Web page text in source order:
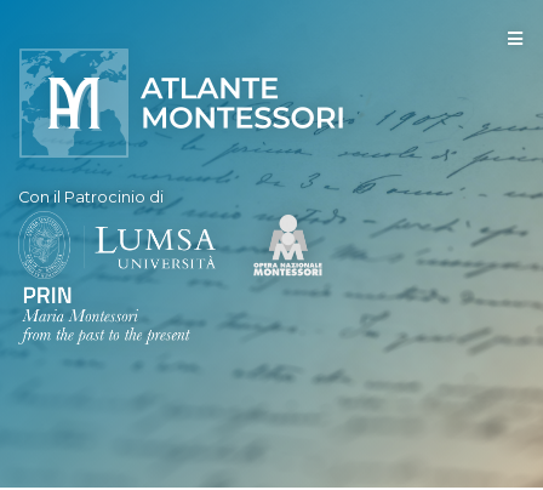
Con il Patrocinio di